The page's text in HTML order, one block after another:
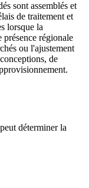
sont assemblés et
de traitement et
lorsque la
régionale
ou l'ajustement
de
déterminer la